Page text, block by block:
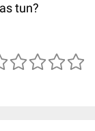
tun?